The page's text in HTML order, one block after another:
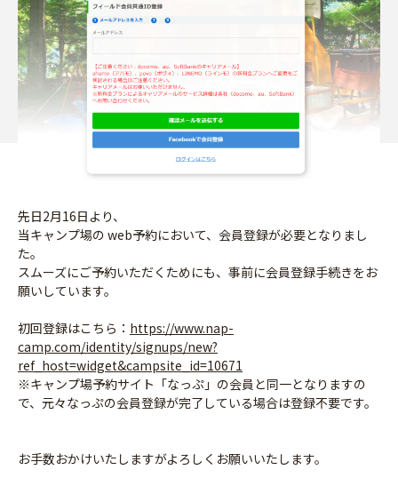
先日2月16日より、
当キャンプ場の web予約において、会員登録が必要となりまし
た。
スムーズにご予約いただくためにも、事前に会員登録手続きをお
願いしています。
初回登録はこちら： https://www.nap-
camp.com/identity/signups/new?
ref_host=widget&campsite_id=10671
※キャンプ場予約サイト「なっぷ」の会員と同一となりますの
で、元々なっぷの会員登録が完了している場合は登録不要です。
お手数おかけいたしますがよろしくお願いいたします。